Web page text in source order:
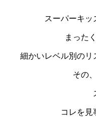
スーパーキッ
まった
細かいレベル別のリ
その
コレを